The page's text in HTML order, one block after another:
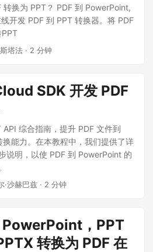
换为 PPT？ PDF 到 PowerPoint,
开发 PDF 到 PPT 转换器。将 PDF
塔法 · 2 分钟
SDK 开发 PDF
综合指南，提升 PDF 文件到
能力。在本教程中，我们提供了详
说明，以使 PDF 到 PowerPoint 的
·沙赫巴兹 · 2 分钟
PowerPoint，PPT
转换为 PDF 在